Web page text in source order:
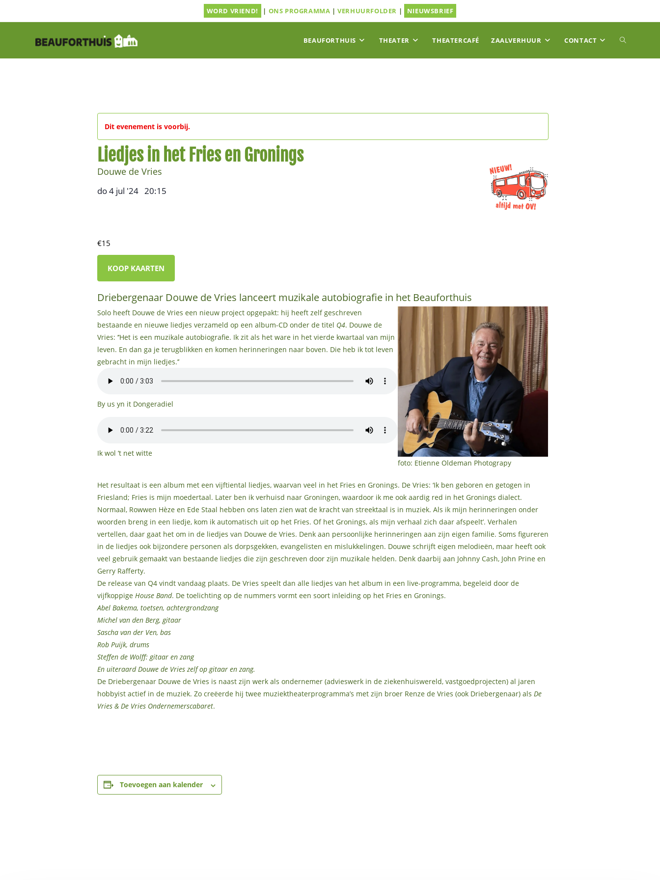
WORD VRIEND! | ONS PROGRAMMA |VERHUURFOLDER | NIEUWSBRIEF
BEAUFORTHUIS THEATER THEATERCAFÉ ZAALVERHUUR CONTACT TOGGLE
Dit evenement is voorbij.
Liedjes in het Fries en Gronings
Douwe de Vries
do 4 jul '24 20:15
€15
KOOP KAARTEN
Driebergenaar Douwe de Vries lanceert muzikale autobiografie in het Beauforthuis
Solo heeft Douwe de Vries een nieuw project opgepakt: hij heeft zelf geschreven
bestaande en nieuwe liedjes verzameld op een album-CD onder de titel Q4. Douwe de
Vries: ‘’Het is een muzikale autobiografie. Ik zit als het ware in het vierde kwartaal van mijn
leven. En dan ga je terugblikken en komen herinneringen naar boven. Die heb ik tot leven
gebracht in mijn liedjes.’’
By us yn it Dongeradiel
Ik wol ’t net witte
foto: Etienne Oldeman Photograpy
Het resultaat is een album met een vijftiental liedjes, waarvan veel in het Fries en Gronings. De Vries: ‘Ik ben geboren en getogen in
Friesland; Fries is mijn moedertaal. Later ben ik verhuisd naar Groningen, waardoor ik me ook aardig red in het Gronings dialect.
Normaal, Rowwen Hèze en Ede Staal hebben ons laten zien wat de kracht van streektaal is in muziek. Als ik mijn herinneringen onder
woorden breng in een liedje, kom ik automatisch uit op het Fries. Of het Gronings, als mijn verhaal zich daar afspeelt’. Verhalen
vertellen, daar gaat het om in de liedjes van Douwe de Vries. Denk aan persoonlijke herinneringen aan zijn eigen familie. Soms figureren
in de liedjes ook bijzondere personen als dorpsgekken, evangelisten en mislukkelingen. Douwe schrijft eigen melodieën, maar heeft ook
veel gebruik gemaakt van bestaande liedjes die zijn geschreven door zijn muzikale helden. Denk daarbij aan Johnny Cash, John Prine en
Gerry Rafferty.
De release van Q4 vindt vandaag plaats. De Vries speelt dan alle liedjes van het album in een live-programma, begeleid door de
vijfkoppige House Band. De toelichting op de nummers vormt een soort inleiding op het Fries en Gronings.
Abel Bakema, toetsen, achtergrondzang
Michel van den Berg, gitaar
Sascha van der Ven, bas
Rob Puijk, drums
Steffen de Wolff: gitaar en zang
En uiteraard Douwe de Vries zelf op gitaar en zang.
De Driebergenaar Douwe de Vries is naast zijn werk als ondernemer (advieswerk in de ziekenhuiswereld, vastgoedprojecten) al jaren
hobbyist actief in de muziek. Zo creëerde hij twee muziektheaterprogramma’s met zijn broer Renze de Vries (ook Driebergenaar) als De
Vries & De Vries Ondernemerscabaret.
Toevoegen aan kalender